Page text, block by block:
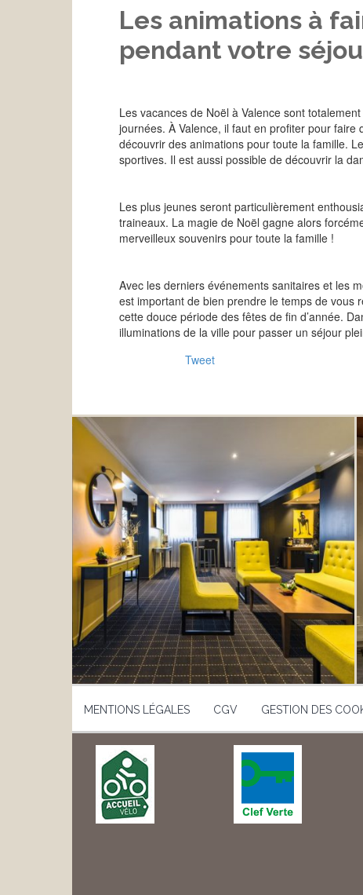
Les animations à
pendant votre
Les vacances de Noël à Valence sont
journées. À Valence, il faut en profiter pour
découvrir des animations pour toute la famille.
sportives. Il est aussi possible de découvrir la
Les plus jeunes seront particulièrement
traineaux. La magie de Noël gagne alors
merveilleux souvenirs pour toute la famille !
Avec les derniers événements sanitaires et les
est important de bien prendre le temps de vous
cette douce période des fêtes de fin d’année.
illuminations de la ville pour passer un séjour
Tweet
• • • • • • • • •
MENTIONS LÉGALES CGV GESTION DES